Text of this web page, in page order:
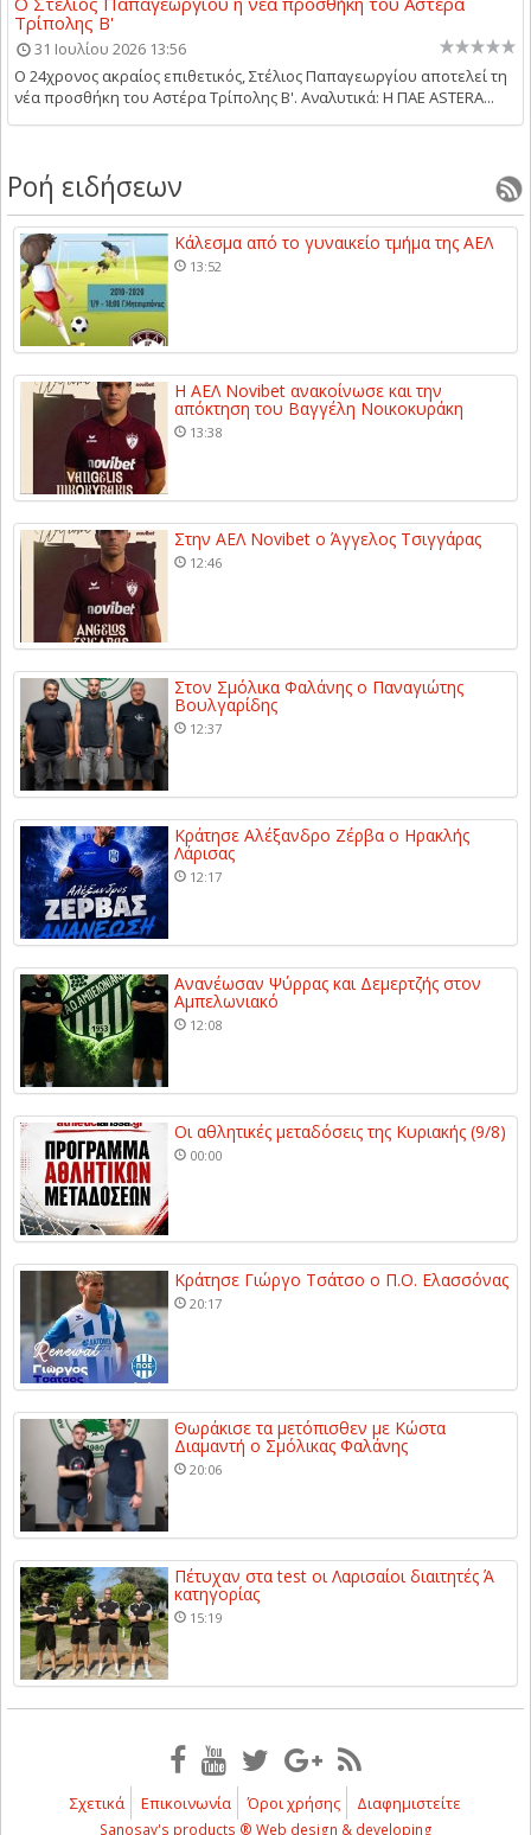
Τρίπολης Β'
31 Ιουλίου 2026 13:56
Ο 24χρονος ακραίος επιθετικός, Στέλιος Παπαγεωργίου αποτελεί τη
νέα προσθήκη του Αστέρα Τρίπολης Β'. Αναλυτικά: Η ΠΑΕ ASTERA...
Ροή ειδήσεων
Κάλεσμα από το γυναικείο τμήμα της ΑΕΛ
13:52
Η ΑΕΛ Novibet ανακοίνωσε και την
απόκτηση του Βαγγέλη Νοικοκυράκη
13:38
Στην ΑΕΛ Novibet ο Άγγελος Τσιγγάρας
12:46
Στον Σμόλικα Φαλάνης ο Παναγιώτης
Βουλγαρίδης
12:37
Κράτησε Αλέξανδρο Ζέρβα ο Ηρακλής
Λάρισας
12:17
Ανανέωσαν Ψύρρας και Δεμερτζής στον
Αμπελωνιακό
12:08
Οι αθλητικές μεταδόσεις της Κυριακής (9/8)
00:00
Κράτησε Γιώργο Τσάτσο ο Π.Ο. Ελασσόνας
20:17
Θωράκισε τα μετόπισθεν με Κώστα
Διαμαντή ο Σμόλικας Φαλάνης
20:06
Πέτυχαν στα test οι Λαρισαίοι διαιτητές Ά
κατηγορίας
15:19
Σχετικά Επικοινωνία Όροι χρήσης Διαφημιστείτε
Sanosay's products ® Web design & developing